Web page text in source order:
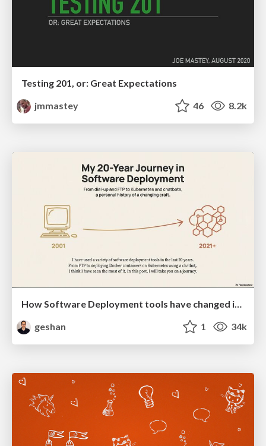
Testing 201, or: Great Expectations
jmmastey
46 8.2k
How Software Deployment tools have changed in the past 20 years
geshan
1 34k